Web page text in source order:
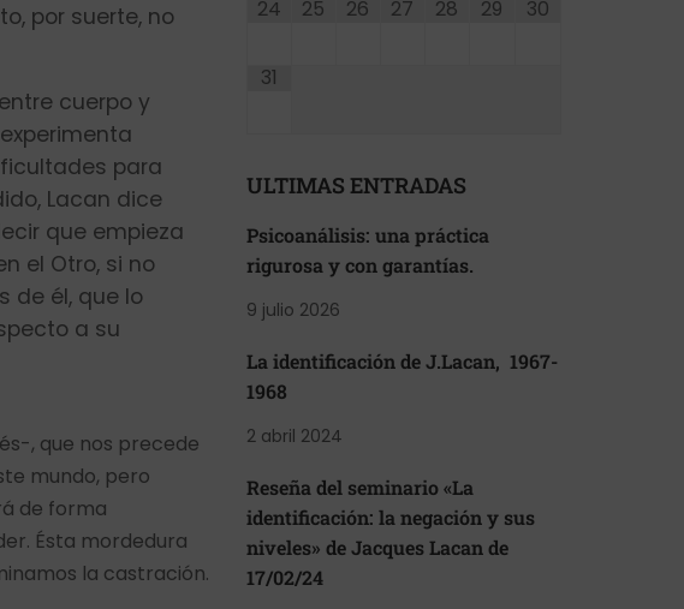
por suerte, no
cuerpo y
para
Lacan dice
que empieza
el Otro, si no
de él, que lo
a su
, que nos precede
mundo, pero
de forma
Ésta mordedura
la castración.
24 25 26 27 28 29 30
31
ULTIMAS ENTRADAS
Psicoanálisis: una práctica
rigurosa y con garantías.
9 julio 2026
La identificación de J.Lacan, 1967-
1968
2 abril 2024
Reseña del seminario «La
identificación: la negación y sus
niveles» de Jacques Lacan de
17/02/24